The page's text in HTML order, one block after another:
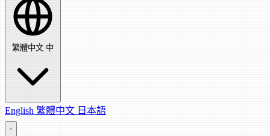
繁體中文 中
English 繁體中文 日本語